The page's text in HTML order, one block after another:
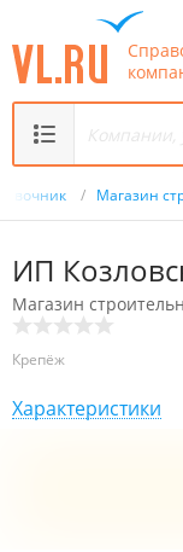
/ Магазин
ИП
Магазин
Крепёж
Характеристики